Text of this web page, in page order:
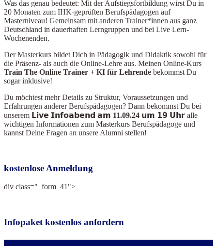
Was das genau bedeutet: Mit der Aufstiegsfortbildung wirst Du in
20 Monaten zum IHK-geprüften Berufspädagogen auf
Masterniveau! Gemeinsam mit anderen Trainer*innen aus ganz
Deutschland in dauerhaften Lerngruppen und bei Live Lern-
Wochenenden.
Der Masterkurs bildet Dich in Pädagogik und Didaktik sowohl für
die Präsenz- als auch die Online-Lehre aus. Meinen Online-Kurs
Train The Online Trainer + KI für Lehrende bekommst Du
sogar inklusive!
Du möchtest mehr Details zu Struktur, Voraussetzungen und
Erfahrungen anderer Berufspädagogen? Dann bekommst Du bei
unserem 𝗟𝗶𝘃𝗲 𝗜𝗻𝗳𝗼𝗮𝗯𝗲𝗻𝗱 𝗮𝗺 11.09.24 𝘂𝗺 𝟭𝟵 𝗨𝗵𝗿 alle
wichtigen Informationen zum Masterkurs Berufspädagoge und
kannst Deine Fragen an unsere Alumni stellen!
kostenlose Anmeldung
div class="_form_41">
Infopaket kostenlos anfordern